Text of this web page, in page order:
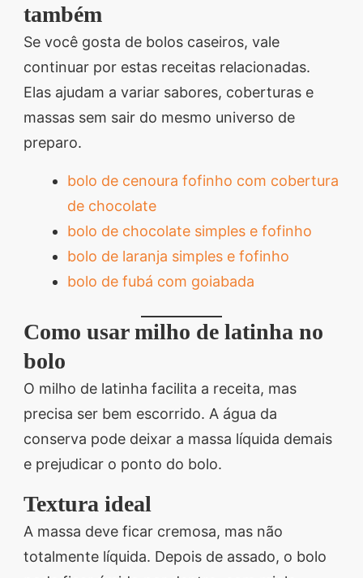
também
Se você gosta de bolos caseiros, vale
continuar por estas receitas relacionadas.
Elas ajudam a variar sabores, coberturas e
massas sem sair do mesmo universo de
preparo.
bolo de cenoura fofinho com cobertura
de chocolate
bolo de chocolate simples e fofinho
bolo de laranja simples e fofinho
bolo de fubá com goiabada
Como usar milho de latinha no
bolo
O milho de latinha facilita a receita, mas
precisa ser bem escorrido. A água da
conserva pode deixar a massa líquida demais
e prejudicar o ponto do bolo.
Textura ideal
A massa deve ficar cremosa, mas não
totalmente líquida. Depois de assado, o bolo